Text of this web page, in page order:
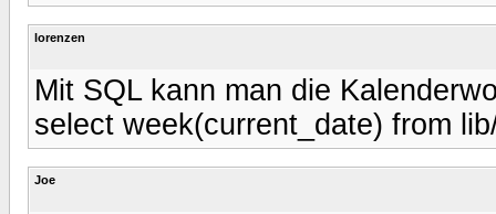
lorenzen
Mit SQL kann man die
select week(current_date) from
Joe